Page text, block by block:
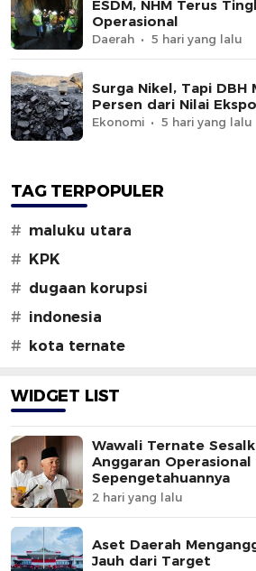
ESDM, NHM Terus
Operasional
Daerah 5 hari yang lalu
Surga Nikel, Tapi DBH
Persen dari Nilai
Ekonomi 5 hari yang lalu
TAG TERPOPULER
# maluku utara
# KPK
# dugaan korupsi
# indonesia
# kota ternate
WIDGET LIST
Wawali Ternate
Anggaran Operasional
Sepengetahuannya
2 hari yang lalu
Aset Daerah
Jauh dari Target